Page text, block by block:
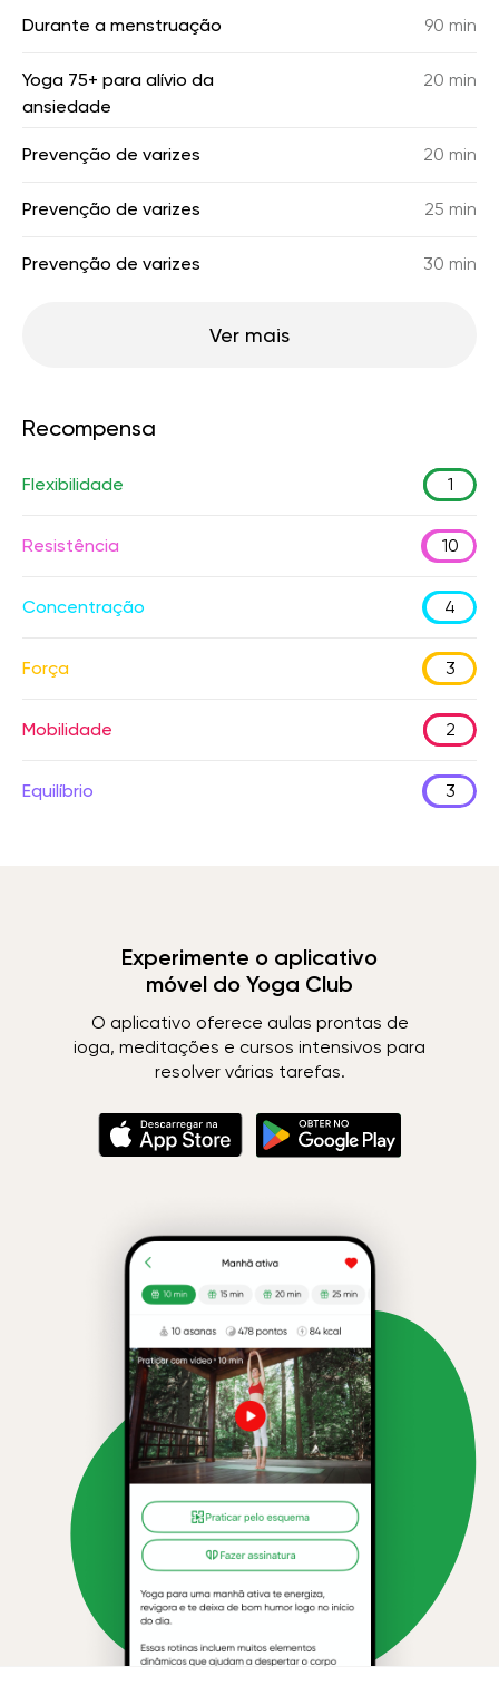
Durante a menstruação 90 min
Yoga 75+ para alívio da
ansiedade
20 min
Prevenção de varizes 20 min
Prevenção de varizes 25 min
Prevenção de varizes 30 min
Ver mais
Recompensa
Flexibilidade 1
Resistência 10
Concentração 4
Força 3
Mobilidade 2
Equilíbrio 3
Experimente o aplicativo
móvel do Yoga Club
O aplicativo oferece aulas prontas de
ioga, meditações e cursos intensivos para
resolver várias tarefas.